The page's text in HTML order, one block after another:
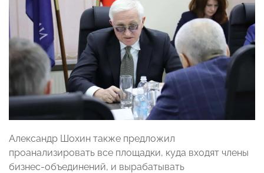
Александр Шохин также предложил
проанализировать все площадки, куда входят члены
бизнес-объединений, и вырабатывать